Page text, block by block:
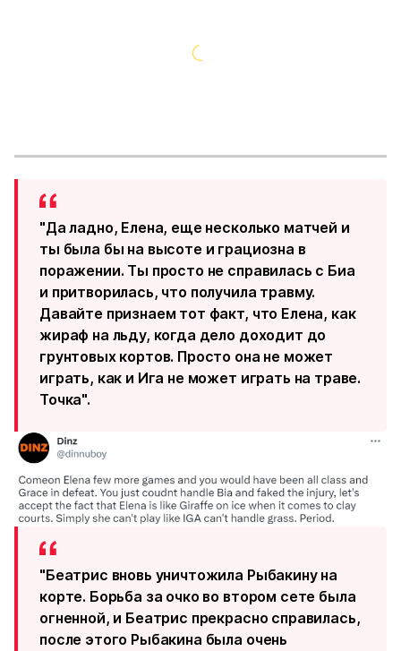
"Да ладно, Елена, еще несколько матчей и
ты была бы на высоте и грациозна в
поражении. Ты просто не справилась с Биа
и притворилась, что получила травму.
Давайте признаем тот факт, что Елена, как
жираф на льду, когда дело доходит до
грунтовых кортов. Просто она не может
играть, как и Ига не может играть на траве.
Точка".
"Беатрис вновь уничтожила Рыбакину на
корте. Борьба за очко во втором сете была
огненной, и Беатрис прекрасно справилась,
после этого Рыбакина была очень